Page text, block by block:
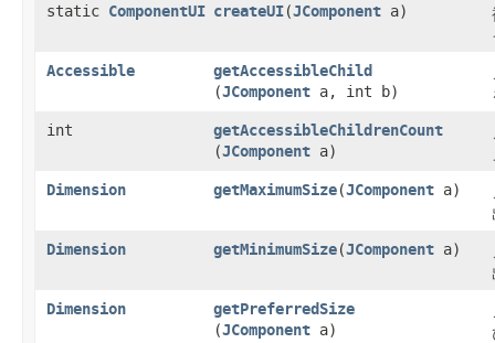
static ComponentUI createUI​(JComponent a)
Accessible getAccessibleChild
(JComponent a, int b)
int getAccessibleChildrenCount
(JComponent a)
Dimension getMaximumSize​(JComponent a)
Dimension getMinimumSize​(JComponent a)
Dimension getPreferredSize
(JComponent a)